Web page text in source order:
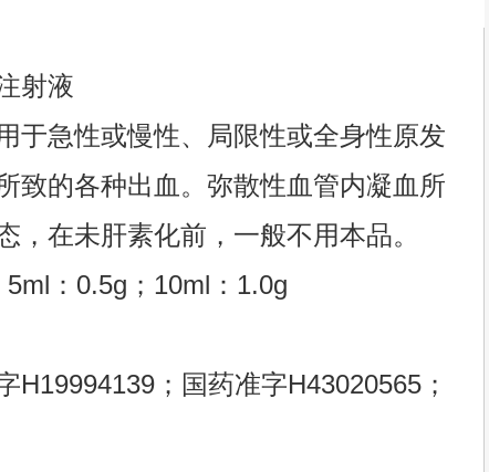
射液
于急性或慢性、局限性或全身性原发
致的各种出血。弥散性血管内凝血所
，在未肝素化前，一般不用本品。
5ml：0.5g；10ml：1.0g
H19994139；国药准字H43020565；